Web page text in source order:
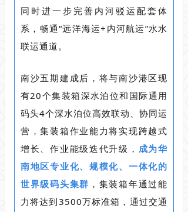
同时进一步完善内河驳运配套体
系，畅通“远洋海运+内河航运”水水
联运通道。
南沙五期建成后，将与南沙港区现
有20个集装箱深水泊位和国际通用
码头4个深水泊位高效联动、协同运
营，集装箱作业能力将实现跨越式
增长、作业能级迭代升级， 成为华
南地区专业化、规模化、一体化的
世界级码头集群 ，集装箱年通过能
力将达到3500万标准箱，通过交通